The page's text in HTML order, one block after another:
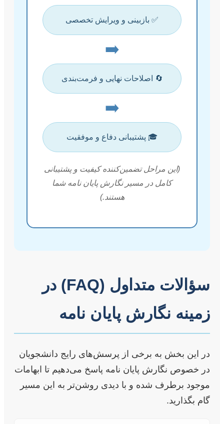
✅ بازبینی و ویرایش تخصصی
➡️
🔄 اصلاحات نهایی و فرمت‌بندی
➡️
🎓 پشتیبانی دفاع و موفقیت
(این مراحل تضمین‌کننده کیفیت و پشتیبانی
کامل در مسیر نگارش پایان نامه شما
هستند.)
سؤالات متداول (FAQ) در
زمینه نگارش پایان نامه
در این بخش به برخی از پرسش‌های رایج دانشجویان
در خصوص نگارش پایان نامه پاسخ می‌دهیم تا ابهامات
موجود برطرف شده و با دیدی روشن‌تر به این مسیر
گام بگذارید.